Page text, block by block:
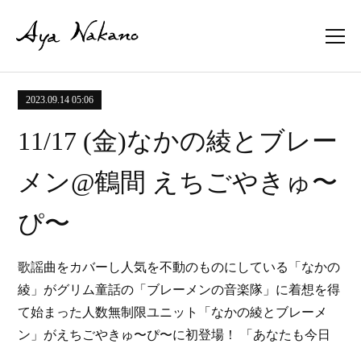
2023.09.14 05:06
11/17 (金)なかの綾とブレー
メン@鶴間 えちごやきゅ〜
ぴ〜
歌謡曲をカバーし人気を不動のものにしている「なかの
綾」がグリム童話の「ブレーメンの音楽隊」に着想を得
て始まった人数無制限ユニット「なかの綾とブレーメ
ン」がえちごやきゅ〜ぴ〜に初登場！ 「あなたも今日